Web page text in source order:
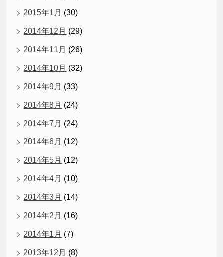
2015年1月 (30)
2014年12月 (29)
2014年11月 (26)
2014年10月 (32)
2014年9月 (33)
2014年8月 (24)
2014年7月 (24)
2014年6月 (12)
2014年5月 (12)
2014年4月 (10)
2014年3月 (14)
2014年2月 (16)
2014年1月 (7)
2013年12月 (8)